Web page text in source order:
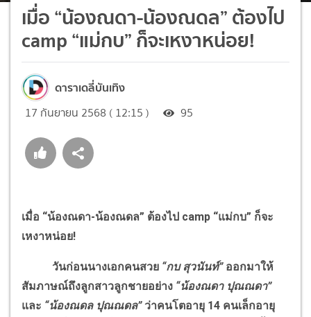
เมื่อ “น้องณดา-น้องณดล” ต้องไป
camp “แม่กบ” ก็จะเหงาหน่อย!
ดาราเดลี่บันเทิง
17 กันยายน 2568 ( 12:15 ) 95
เมื่อ “น้องณดา-น้องณดล” ต้องไป camp “แม่กบ” ก็จะ
เหงาหน่อย!
วันก่อนนางเอกคนสวย “กบ สุวนันท์”ออกมาให้
สัมภาษณ์ถึงลูกสาวลูกชายอย่าง “น้องณดา ปุณณดา”
และ “น้องณดล ปุณณดล”ว่าคนโตอายุ 14 คนเล็กอายุ